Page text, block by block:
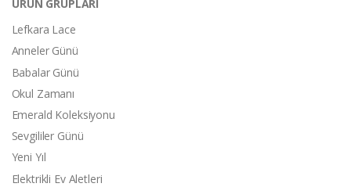
ÜRÜN GRUPLARI
Lefkara Lace
Anneler Günü
Babalar Günü
Okul Zamanı
Emerald Koleksiyonu
Sevgililer Günü
Yeni Yıl
Elektrikli Ev Aletleri